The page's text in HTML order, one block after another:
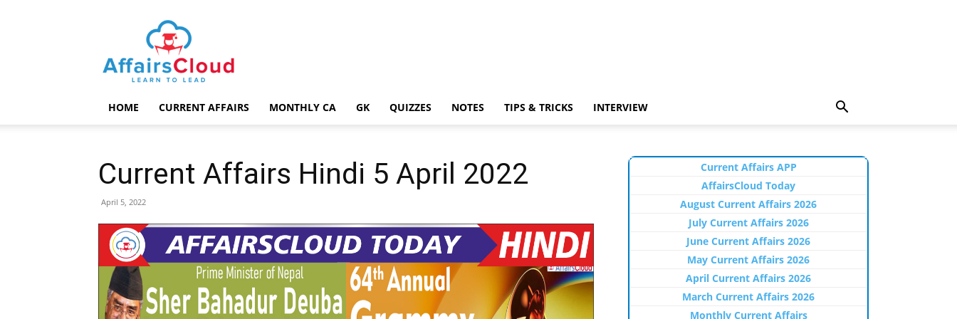
AffairsCloud.com
HOME CURRENT AFFAIRS MONTHLY CA GK QUIZZES NOTES TIPS & TRICKS INTERVIEW
Current Affairs Hindi 5 April 2022
April 5, 2022
Current Affairs APP
AffairsCloud Today
August Current Affairs 2026
July Current Affairs 2026
June Current Affairs 2026
May Current Affairs 2026
April Current Affairs 2026
March Current Affairs 2026
Monthly Current Affairs